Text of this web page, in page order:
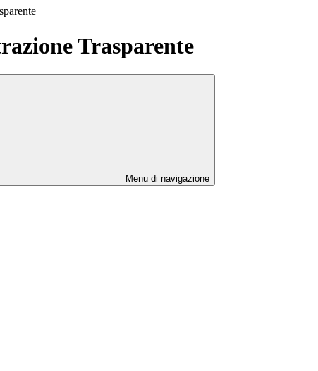
Trasparente
Menu di navigazione